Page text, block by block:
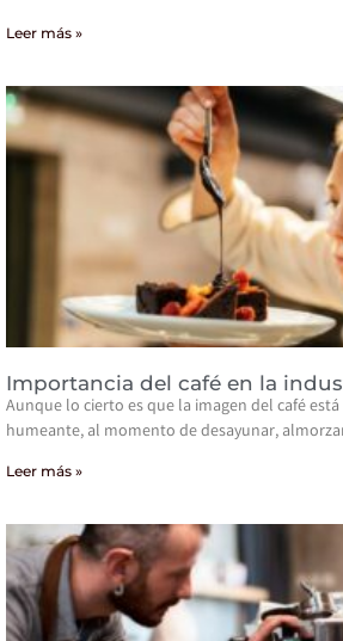
Leer más »
Importancia del café en la
Aunque lo cierto es que la imagen del café
humeante, al momento de desayunar,
Leer más »